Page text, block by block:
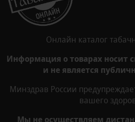
Онлайн каталог
Информация о товарах носит
и не является
Минздрав России
вашего
Мы не осуществляем